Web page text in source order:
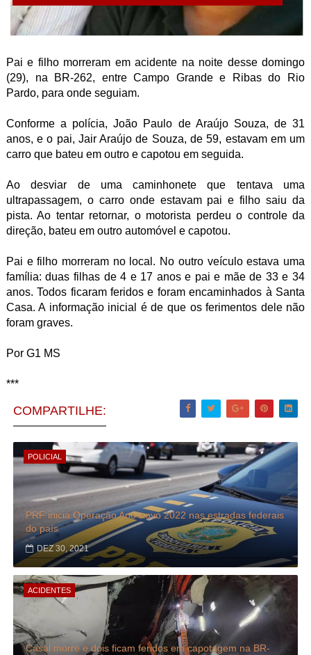
Pai e filho morreram em acidente na noite desse domingo
(29), na BR-262, entre Campo Grande e Ribas do Rio
Pardo, para onde seguiam.
Conforme a polícia, João Paulo de Araújo Souza, de 31
anos, e o pai, Jair Araújo de Souza, de 59, estavam em um
carro que bateu em outro e capotou em seguida.
Ao desviar de uma caminhonete que tentava uma
ultrapassagem, o carro onde estavam pai e filho saiu da
pista. Ao tentar retornar, o motorista perdeu o controle da
direção, bateu em outro automóvel e capotou.
Pai e filho morreram no local. No outro veículo estava uma
família: duas filhas de 4 e 17 anos e pai e mãe de 33 e 34
anos. Todos ficaram feridos e foram encaminhados à Santa
Casa. A informação inicial é de que os ferimentos dele não
foram graves.
Por G1 MS
***
COMPARTILHE:
POLICIAL
PRF inicia Operação Ano-novo 2022 nas estradas federais
do país
DEZ 30, 2021
ACIDENTES
Casal morre e dois ficam feridos em capotagem na BR-